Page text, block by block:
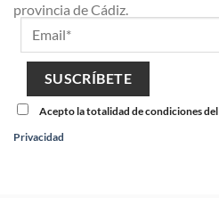
provincia de Cádiz.
Acepto la totalidad de condiciones del
Privacidad